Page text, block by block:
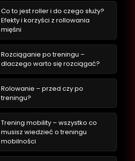
Co to jest roller i do czego służy?
Efekty i korzyści z rollowania
mięśni
Rozciąganie po treningu –
dlaczego warto się rozciągać?
Rolowanie – przed czy po
treningu?
Trening mobility – wszystko co
musisz wiedzieć o treningu
mobilności